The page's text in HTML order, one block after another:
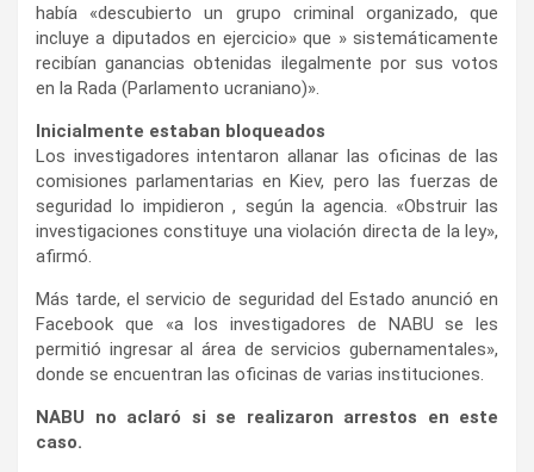
había «descubierto un grupo criminal organizado, que
incluye a diputados en ejercicio» que » sistemáticamente
recibían ganancias obtenidas ilegalmente por sus votos
en la Rada (Parlamento ucraniano)».
Inicialmente estaban bloqueados
Los investigadores intentaron allanar las oficinas de las
comisiones parlamentarias en Kiev, pero las fuerzas de
seguridad lo impidieron , según la agencia. «Obstruir las
investigaciones constituye una violación directa de la ley»,
afirmó.
Más tarde, el servicio de seguridad del Estado anunció en
Facebook que «a los investigadores de NABU se les
permitió ingresar al área de servicios gubernamentales»,
donde se encuentran las oficinas de varias instituciones.
NABU no aclaró si se realizaron arrestos en este
caso.